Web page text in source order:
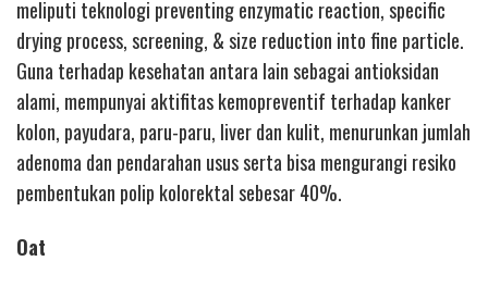
meliputi teknologi preventing enzymatic reaction, specific
drying process, screening, & size reduction into fine particle.
Guna terhadap kesehatan antara lain sebagai antioksidan
alami, mempunyai aktifitas kemopreventif terhadap kanker
kolon, payudara, paru-paru, liver dan kulit, menurunkan jumlah
adenoma dan pendarahan usus serta bisa mengurangi resiko
pembentukan polip kolorektal sebesar 40%.
Oat